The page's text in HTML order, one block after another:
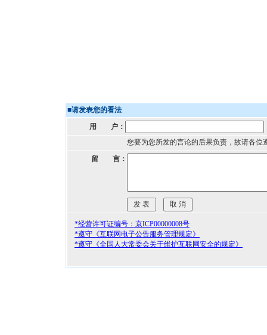
■请发表您的看法
用 户：
您要为您所发的言论的后果负责，故请各位
留 言：
*经营许可证编号：京ICP00000008号
*遵守《互联网电子公告服务管理规定》
*遵守《全国人大常委会关于维护互联网安全的规定》